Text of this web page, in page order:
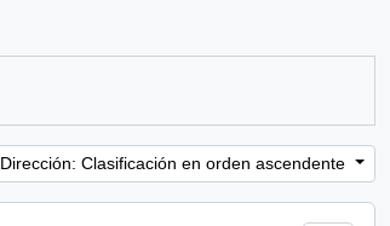
Dirección: Clasificación en orden ascendente